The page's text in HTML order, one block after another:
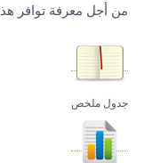
من أجل معرفة توافر
جدول ملخص